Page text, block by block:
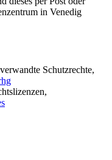
in Venedig
Schutzrechte,